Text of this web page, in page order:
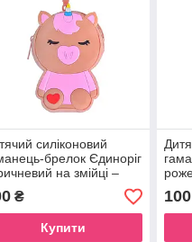
силіконовий
брелок Єдиноріг
на змійці –
для навушників
на рюкзак
₴
Купити
та
100